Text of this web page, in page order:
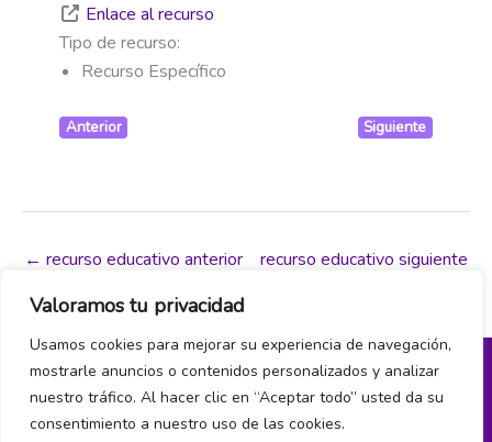
Valoramos tu privacidad
Usamos cookies para mejorar su experiencia de navegación,
mostrarle anuncios o contenidos personalizados y analizar
nuestro tráfico. Al hacer clic en “Aceptar todo” usted da su
consentimiento a nuestro uso de las cookies.
Enlace al recurso
Tipo de recurso:
Recurso Específico
Anterior Siguiente
← recurso educativo anterior
recurso educativo siguiente
Política de privacidad y cookies